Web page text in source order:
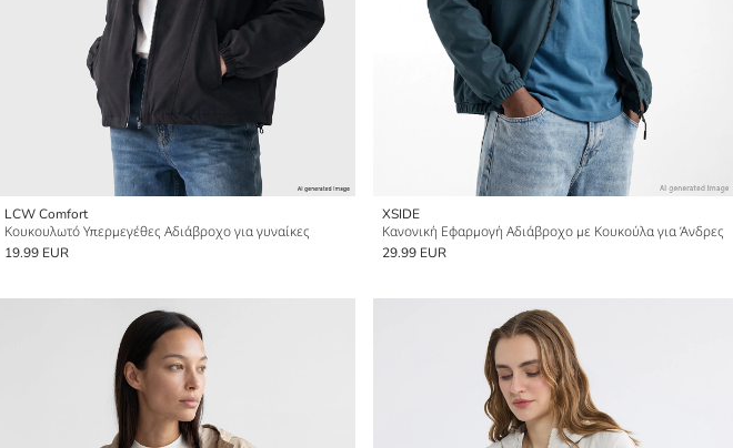
LCW Comfort
Κουκουλωτό Υπερμεγέθες Αδιάβροχο για γυναίκες
19.99 EUR
XSIDE
Κανονική Εφαρμογή Αδιάβροχο με Κουκούλα για Άνδρες
29.99 EUR